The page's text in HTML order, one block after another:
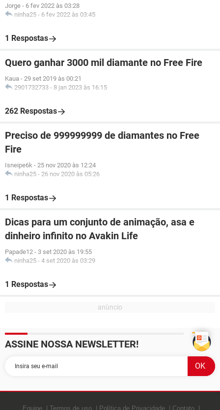
Jorge - 6 fev 2022 às 03:28
ninha25 - 6 fev 2022 às 03:45
1 Respostas
Quero ganhar 3000 mil diamante no Free Fire
Kaua - 29 set 2019 às 00:21
2901732733 - 8 jan 2023 às 16:15
262 Respostas
Preciso de 999999999 de diamantes no Free
Fire
Isneipe6k - 25 nov 2020 às 12:24
ninha25 - 26 nov 2020 às 05:26
1 Respostas
Dicas para um conjunto de animação, asa e
dinheiro infinito no Avakin Life
Papade12 - 3 set 2020 às 19:55
ninha25 - 4 set 2020 às 03:29
1 Respostas
ASSINE NOSSA NEWSLETTER!
Equipe Termos de uso Política de Privacidade Contato